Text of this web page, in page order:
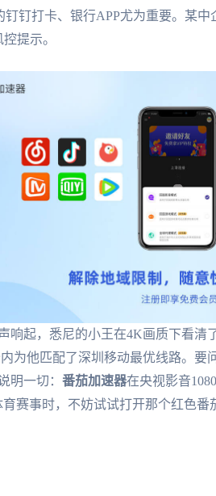
钉钉打卡、银行APP尤为重要。某中
提示。
响起，悉尼的小王在4K画质下看
为他匹配了深圳移动最优线路。要问
明一切： 番茄加速器在央视影音
育赛事时，不妨试试打开那个红色